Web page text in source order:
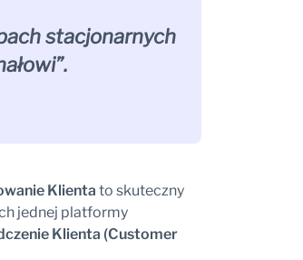
stacjonarnych
Klienta to skuteczny
jednej platformy
Klienta (Customer